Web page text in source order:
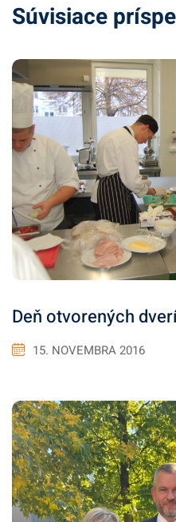
Súvisiace
Deň otvorených
15. NOVEMBRA 2016